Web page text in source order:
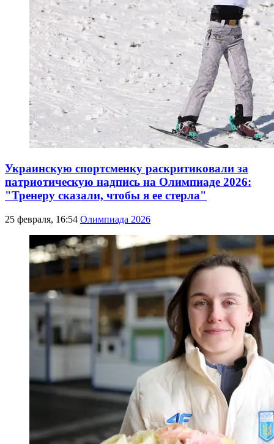
Украинскую спортсменку раскритиковали за
патриотическую надпись на Олимпиаде 2026:
"Тренеру сказали, чтобы я ее стерла"
25 февраля, 16:54 Олимпиада 2026